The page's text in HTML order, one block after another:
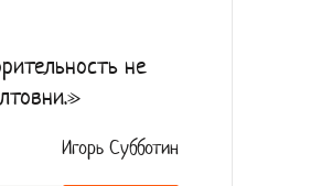
пикники на
музыкальные вечера,
не
Игорь Субботин